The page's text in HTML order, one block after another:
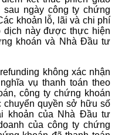
ngày công ty chứng
khoản lỗ, lãi và chi phí
dịch này được thực hiện
khoán và Nhà Đầu tư
không xác nhận
vụ thanh toán theo
công ty chứng khoán
quyền sở hữu số
khoản của Nhà Đầu tư
của công ty chứng